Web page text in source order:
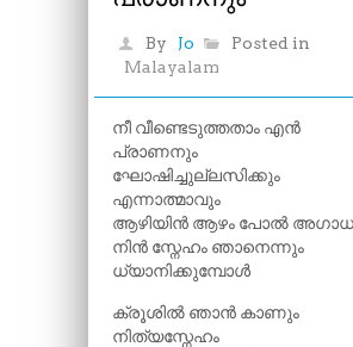
By Jo
Posted in
Malayalam
നീ വീണ്ടെടുത്തതാം എൻ
പ്രാണനും
ഘോഷിച്ചുല്ലസിക്കും
എന്നാത്മാവും
ആഴിയിൻ ആഴം പോൽ
നിൻ സ്നേഹം ഞാനെന്നും
ധ്യാനിക്കുമ്പോൾ
ക്രൂശിൽ ഞാൻ കാണും
നിത്യസ്നേഹം